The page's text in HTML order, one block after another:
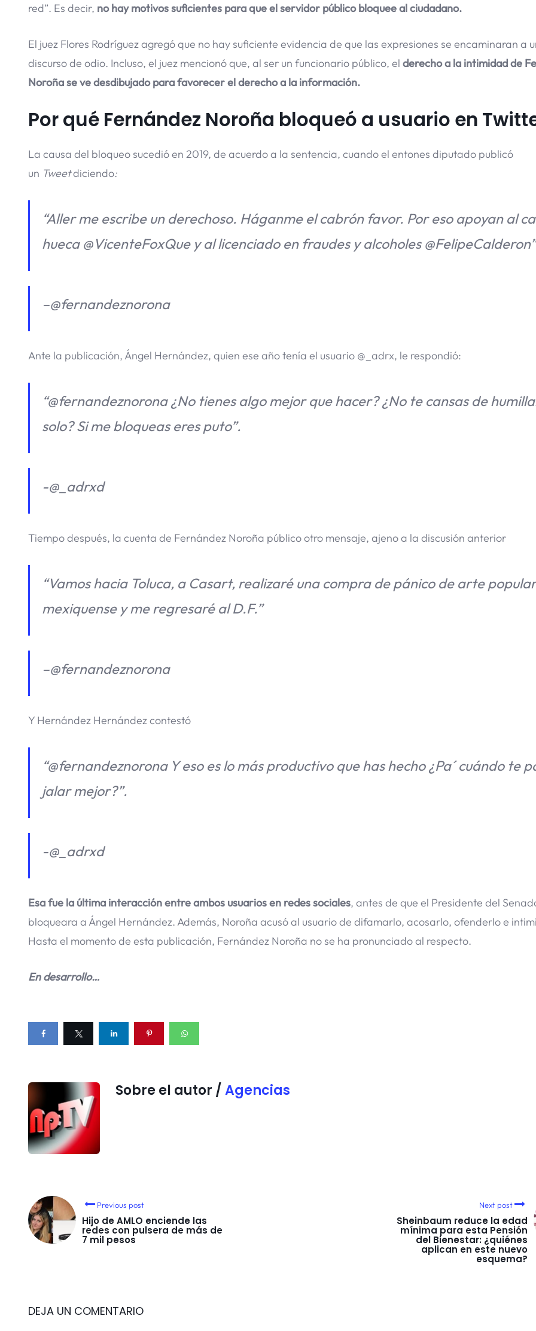
red”. Es decir, no hay motivos suficientes para que el servidor público bloquee al ciudadano.
El juez Flores Rodríguez agregó que no hay suficiente evidencia de que las expresiones se encaminaran a
discurso de odio. Incluso, el juez mencionó que, al ser un funcionario público, el derecho a la intimidad de
Noroña se ve desdibujado para favorecer el derecho a la información.
Por qué Fernández Noroña bloqueó a usuario en
La causa del bloqueo sucedió en 2019, de acuerdo a la sentencia, cuando el entones diputado publicó
un Tweetdiciendo:
“Aller me escribe un derechoso. Háganme el cabrón favor. Por eso apoyan al
hueca @VicenteFoxQue y al licenciado en fraudes y alcoholes
–@fernandeznorona
Ante la publicación, Ángel Hernández, quien ese año tenía el usuario @_adrx, le respondió:
“@fernandeznorona ¿No tienes algo mejor que hacer? ¿No te cansas de
solo? Si me bloqueas eres puto”.
-@_adrxd
Tiempo después, la cuenta de Fernández Noroña público otro mensaje, ajeno a la discusión anterior
“Vamos hacia Toluca, a Casart, realizaré una compra de pánico de arte popular
mexiquense y me regresaré al D.F.”
–@fernandeznorona
Y Hernández Hernández contestó
“@fernandeznorona Y eso es lo más productivo que has hecho ¿Pa´ cuándo te
jalar mejor?”.
-@_adrxd
Esa fue la última interacción entre ambos usuarios en redes sociales, antes de que el Presidente del
bloqueara a Ángel Hernández. Además, Noroña acusó al usuario de difamarlo, acosarlo, ofenderlo e
Hasta el momento de esta publicación, Fernández Noroña no se ha pronunciado al respecto.
En desarrollo…
Sobre el autor / Agencias
Previous post
Hijo de AMLO enciende las
redes con pulsera de más de
7 mil pesos
Next post
Sheinbaum reduce la edad
mínima para esta Pensión
del Bienestar: ¿quiénes
aplican en este nuevo
esquema?
DEJA UN COMENTARIO